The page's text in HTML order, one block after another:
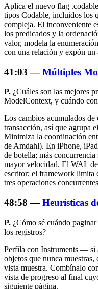
Aplica el nuevo flag .codable
tipos Codable, incluidos los
compleja. El inconveniente
los predicados y la
valor, modela la
con una relación y expón un
41:03 —Múltiples
P. ¿Cuáles son las mejores
ModelContext, y cuándo
Los cambios acumulados de
transacción, así que agrupa
Minimiza la coordinación
de Amdahl). En iPhone,
de botella; más
mayor velocidad. El WAL
escritor; el framework limita
tres operaciones
48:58 —Heurísticas
P. ¿Cómo sé cuándo
los registros?
Perfila con Instruments — si
objetos que nunca
vista muestra. Combínalo
vista de progreso al final
siguiente página.